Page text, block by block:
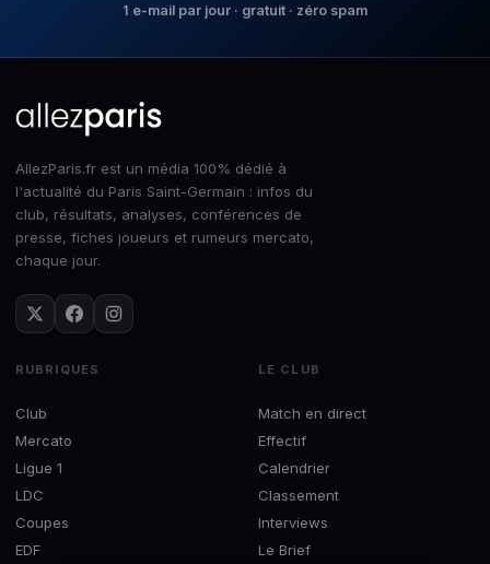
1 e-mail par jour · gratuit · zéro spam
AllezParis.fr est un média 100% dédié à
l'actualité du Paris Saint-Germain : infos du
club, résultats, analyses, conférences de
presse, fiches joueurs et rumeurs mercato,
chaque jour.
RUBRIQUES
Club
Mercato
Ligue 1
LDC
Coupes
EDF
LE CLUB
Match en direct
Effectif
Calendrier
Classement
Interviews
Le Brief